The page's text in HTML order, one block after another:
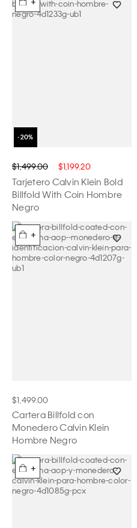
$1,499.00 $1,199.20
Tarjetero Calvin Klein Bold
Billfold With Coin Hombre
Negro
+
$1,499.00
Cartera Billfold con
Monedero Calvin Klein
Hombre Negro
+